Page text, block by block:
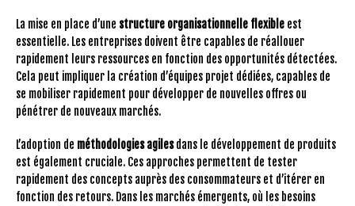
La mise en place d’une structure organisationnelle flexible est
essentielle. Les entreprises doivent être capables de réallouer
rapidement leurs ressources en fonction des opportunités détectées.
Cela peut impliquer la création d’équipes projet dédiées, capables de
se mobiliser rapidement pour développer de nouvelles offres ou
pénétrer de nouveaux marchés.
L’adoption de méthodologies agilesdans le développement de produits
est également cruciale. Ces approches permettent de tester
rapidement des concepts auprès des consommateurs et d’itérer en
fonction des retours. Dans les marchés émergents, où les besoins